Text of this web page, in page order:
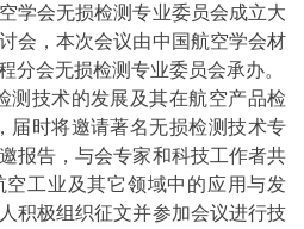
学会无损检测专业委员会成立大
会，本次会议由中国航空学会材
分会无损检测专业委员会承办。
测技术的发展及其在航空产品检
届时将邀请著名无损检测技术专
报告，与会专家和科技工作者共
空工业及其它领域中的应用与发
积极组织征文并参加会议进行技